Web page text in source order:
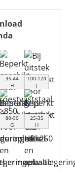
35-44
H
100-120
J
80-90
G
25-35
H